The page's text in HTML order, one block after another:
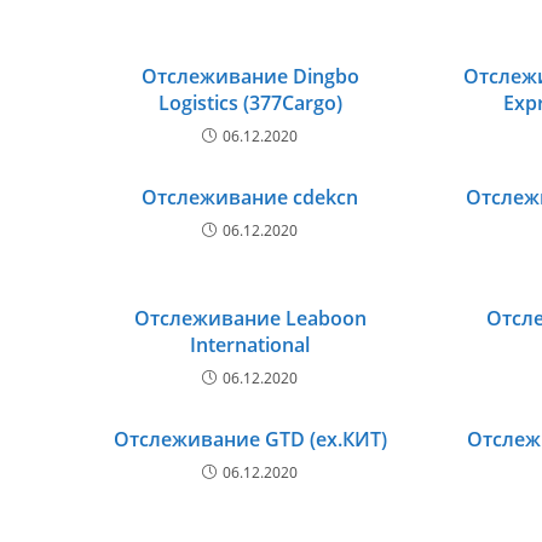
Отслеживание Dingbo
Logistics (377Cargo)
06.12.2020
Отслеживание cdekcn
06.12.2020
Отслеживание Leaboon
International
06.12.2020
Отслеживание GTD (ex.КИТ)
06.12.2020